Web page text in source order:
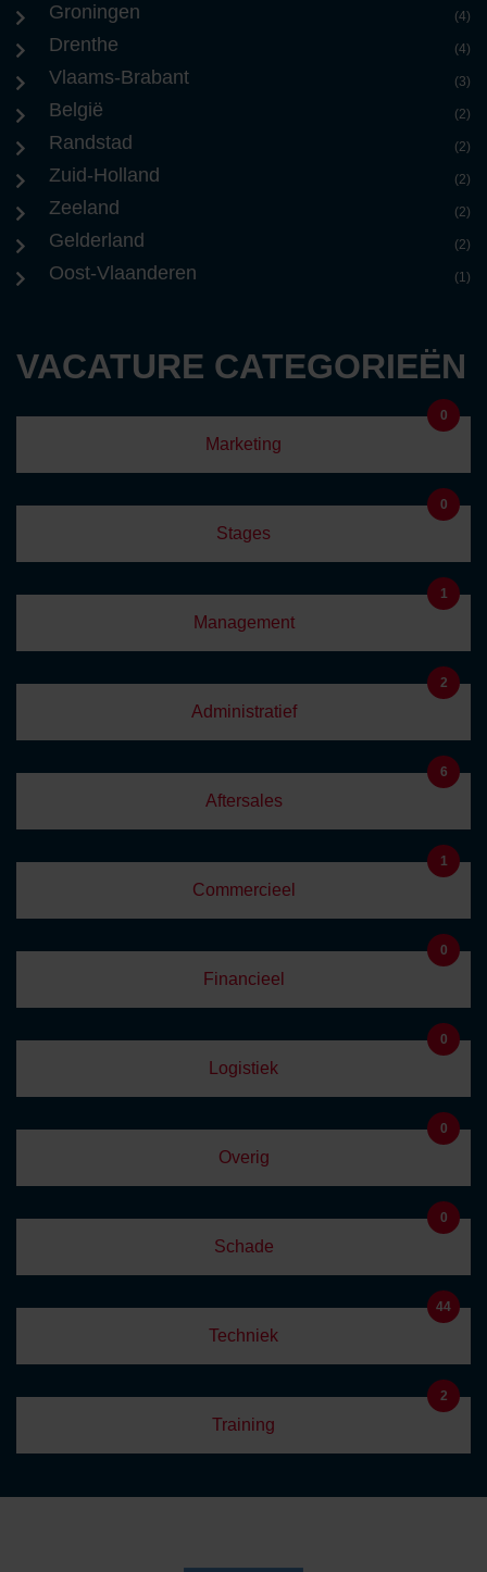
Groningen (4)
Drenthe (4)
Vlaams-Brabant (3)
België (2)
Randstad (2)
Zuid-Holland (2)
Zeeland (2)
Gelderland (2)
Oost-Vlaanderen (1)
VACATURE CATEGORIEËN
Marketing
0
Stages
0
Management
1
Administratief
2
Aftersales
6
Commercieel
1
Financieel
0
Logistiek
0
Overig
0
Schade
0
Techniek
44
Training
2